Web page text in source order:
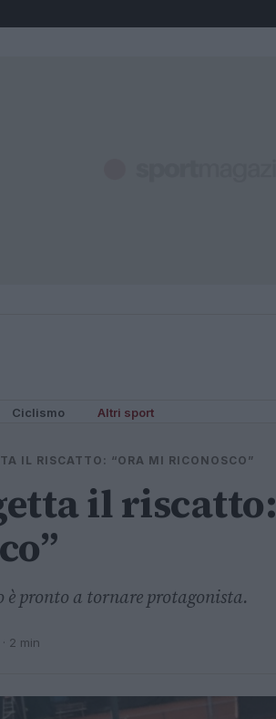
Ciclismo Altri sport
IL RISCATTO: “ORA MI RICONOSCO”
il riscatto:
pronto a tornare protagonista.
· 2 min